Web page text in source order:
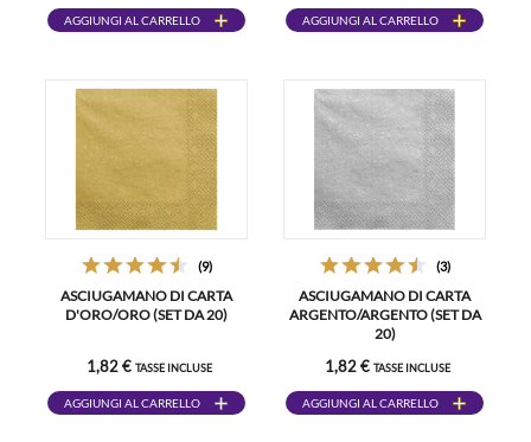
AGGIUNGI AL CARRELLO AGGIUNGI AL CARRELLO
(9)
ASCIUGAMANO DI CARTA
D'ORO/ORO (SET DA 20)
1,82 € TASSE INCLUSE
AGGIUNGI AL CARRELLO
(3)
ASCIUGAMANO DI CARTA
ARGENTO/ARGENTO (SET DA
20)
1,82 € TASSE INCLUSE
AGGIUNGI AL CARRELLO